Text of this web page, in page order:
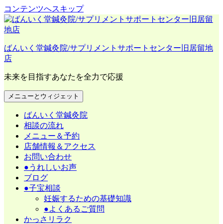
コンテンツへスキップ
ばんいく堂鍼灸院/サプリメントサポートセンター旧居留地
店
未来を目指すあなたを全力で応援
メニューとウィジェット
ばんいく堂鍼灸院
相談の流れ
メニュー＆予約
店舗情報＆アクセス
お問い合わせ
●うれしいお声
ブログ
●子宝相談
妊娠するための基礎知識
●よくあるご質問
かっさリラク